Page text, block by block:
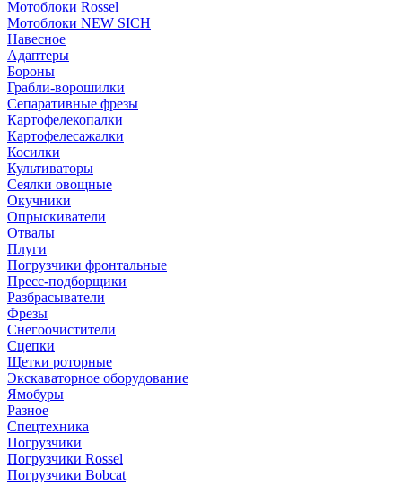
Мотоблоки Rossel
Мотоблоки NEW SICH
Навесное
Адаптеры
Бороны
Грабли-ворошилки
Сепаративные фрезы
Картофелекопалки
Картофелесажалки
Косилки
Культиваторы
Сеялки овощные
Окучники
Опрыскиватели
Отвалы
Плуги
Погрузчики фронтальные
Пресс-подборщики
Разбрасыватели
Фрезы
Снегоочистители
Сцепки
Щетки роторные
Экскаваторное оборудование
Ямобуры
Разное
Спецтехника
Погрузчики
Погрузчики Rossel
Погрузчики Bobcat